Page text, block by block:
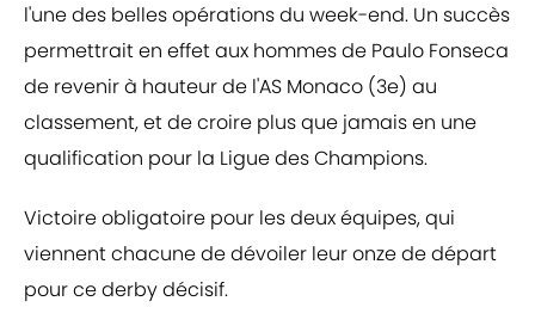
l'une des belles opérations du week-end. Un succès
permettrait en effet aux hommes de Paulo Fonseca
de revenir à hauteur de l'AS Monaco (3e) au
classement, et de croire plus que jamais en une
qualification pour la Ligue des Champions.
Victoire obligatoire pour les deux équipes, qui
viennent chacune de dévoiler leur onze de départ
pour ce derby décisif.